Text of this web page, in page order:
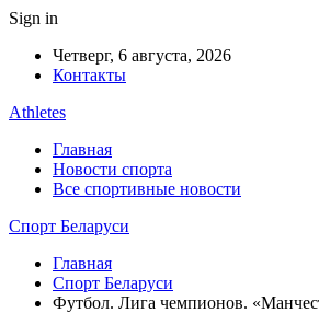
Sign in
Четверг, 6 августа, 2026
Контакты
Athletes
Главная
Новости спорта
Все спортивные новости
Спорт Беларуси
Главная
Спорт Беларуси
Футбол. Лига чемпионов.